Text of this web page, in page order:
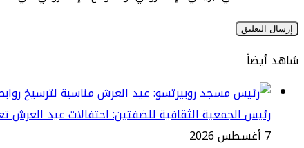
شاهد أيضاً
رئيس الجمعية الثقافية للضفتين: احتفالات عيد العرش
7 أغسطس 2026